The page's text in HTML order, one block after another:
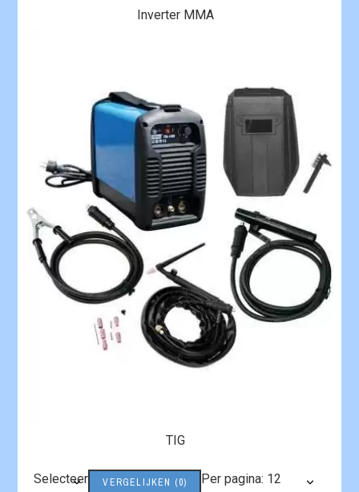
Inverter MMA
TIG
Selecteer VERGELIJKEN (0) Per pagina: 12